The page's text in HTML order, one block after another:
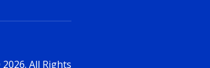
All Rights